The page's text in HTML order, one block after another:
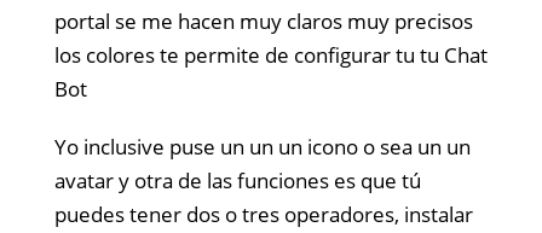
portal se me hacen muy claros muy precisos
los colores te permite de configurar tu tu Chat
Bot
Yo inclusive puse un un un icono o sea un un
avatar y otra de las funciones es que tú
puedes tener dos o tres operadores, instalar